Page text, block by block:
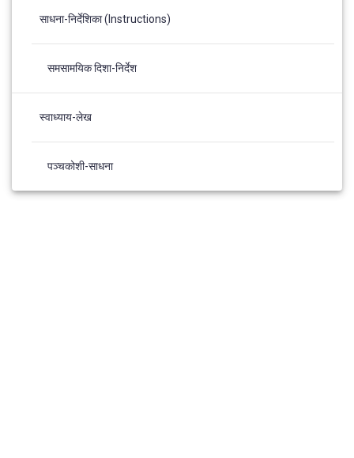
साधना-निर्देशिका (Instructions)
समसामयिक दिशा-निर्देश
स्वाध्याय-लेख
पञ्चकोशी-साधना